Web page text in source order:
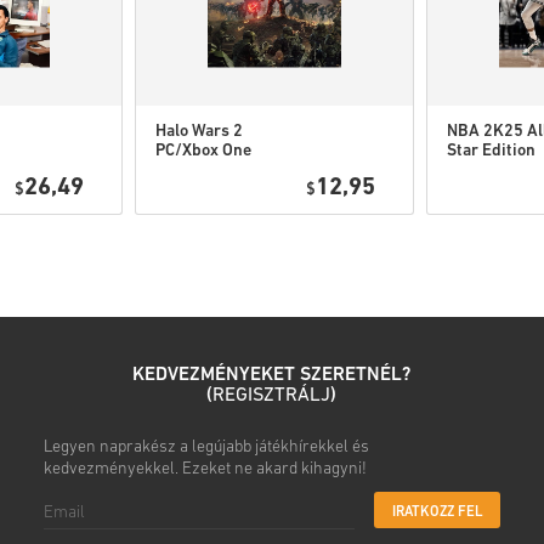
• Válaszd ki a terméket
• Add meg az e-mail címed
• Válaszd ki a kívánt fizetési
Ezután kapsz egy e-mailt
$26,49
Halo Wars 2
PC/Xbox One
$ 12,95
NBA 2K25
Star Edition
KEDVEZMÉNYEKET SZERETNÉL?
(REGISZTRÁLJ)
Legyen naprakész a legújabb játékhírekkel és
kedvezményekkel. Ezeket ne akard kihagyni!
IRATKOZZ FEL